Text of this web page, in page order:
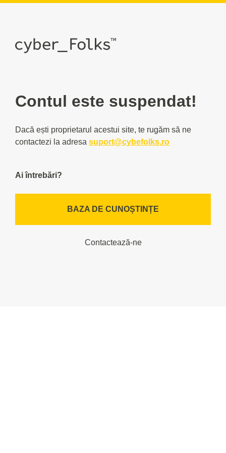
Contul este suspendat!
Dacă ești proprietarul acestui site, te rugăm să ne
contactezi la adresa suport@cybefolks.ro
Ai întrebări?
BAZA DE CUNOȘTINȚE
Contactează-ne